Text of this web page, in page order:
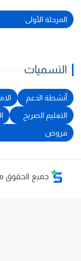
المرحلة الأولى
التسميات
أنشطة الدعم
التعليم الصريح
فروض
جميع الحقوق